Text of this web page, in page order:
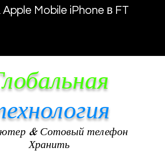
Mobile iPhone в FT
& Сотовый телефон
Хранить